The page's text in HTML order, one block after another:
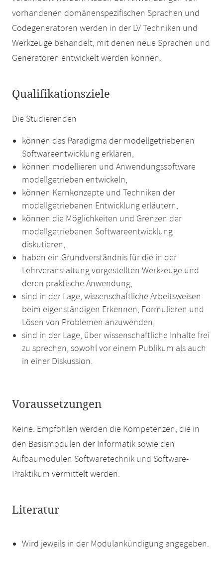
vorhandenen domänenspezifischen Sprachen und
Codegeneratoren werden in der LV Techniken und
Werkzeuge behandelt, mit denen neue Sprachen und
Generatoren entwickelt werden können.
Qualifikationsziele
Die Studierenden
können das Paradigma der modellgetriebenen
Softwareentwicklung erklären,
können modellieren und Anwendungssoftware
modellgetrieben entwickeln,
können Kernkonzepte und Techniken der
modellgetriebenen Entwicklung erläutern,
können die Möglichkeiten und Grenzen der
modellgetriebenen Softwareentwicklung
diskutieren,
haben ein Grundverständnis für die in der
Lehrveranstaltung vorgestellten Werkzeuge und
deren praktische Anwendung,
sind in der Lage, wissenschaftliche Arbeitsweisen
beim eigenständigen Erkennen, Formulieren und
Lösen von Problemen anzuwenden,
sind in der Lage, über wissenschaftliche Inhalte frei
zu sprechen, sowohl vor einem Publikum als auch
in einer Diskussion.
Voraussetzungen
Keine. Empfohlen werden die Kompetenzen, die in
den Basismodulen der Informatik sowie den
Aufbaumodulen Softwaretechnik und Software-
Praktikum vermittelt werden.
Literatur
Wird jeweils in der Modulankündigung angegeben.